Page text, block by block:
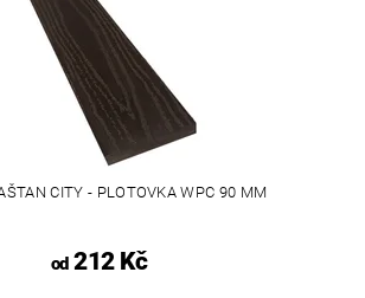
CITY - PLOTOVKA WPC 90 MM
od212 Kč